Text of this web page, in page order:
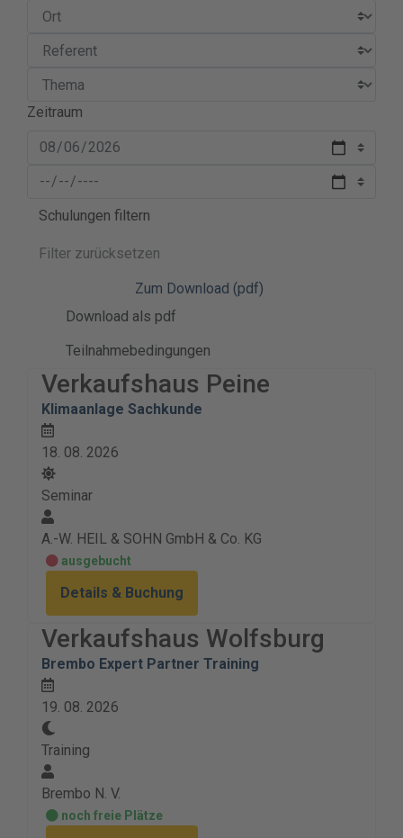
Zeitraum
Schulungen filtern
Filter zurücksetzen
Zum Download (pdf)
Download als pdf
Teilnahmebedingungen
Verkaufshaus Peine
Klimaanlage Sachkunde
18. 08. 2026
Seminar
A.-W. HEIL & SOHN GmbH & Co. KG
ausgebucht
Details & Buchung
Verkaufshaus Wolfsburg
Brembo Expert Partner Training
19. 08. 2026
Training
Brembo N. V.
noch freie Plätze